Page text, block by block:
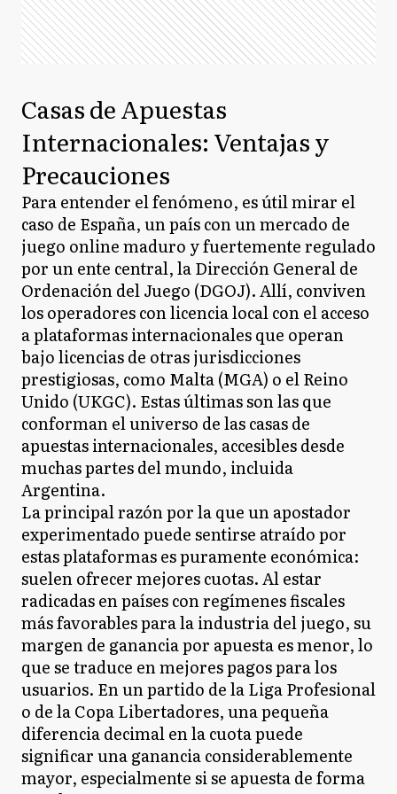
Casas de Apuestas
Internacionales: Ventajas y
Precauciones
Para entender el fenómeno, es útil mirar el
caso de España, un país con un mercado de
juego online maduro y fuertemente regulado
por un ente central, la Dirección General de
Ordenación del Juego (DGOJ). Allí, conviven
los operadores con licencia local con el acceso
a plataformas internacionales que operan
bajo licencias de otras jurisdicciones
prestigiosas, como Malta (MGA) o el Reino
Unido (UKGC). Estas últimas son las que
conforman el universo de las casas de
apuestas internacionales, accesibles desde
muchas partes del mundo, incluida
Argentina.
La principal razón por la que un apostador
experimentado puede sentirse atraído por
estas plataformas es puramente económica:
suelen ofrecer mejores cuotas. Al estar
radicadas en países con regímenes fiscales
más favorables para la industria del juego, su
margen de ganancia por apuesta es menor, lo
que se traduce en mejores pagos para los
usuarios. En un partido de la Liga Profesional
o de la Copa Libertadores, una pequeña
diferencia decimal en la cuota puede
significar una ganancia considerablemente
mayor, especialmente si se apuesta de forma